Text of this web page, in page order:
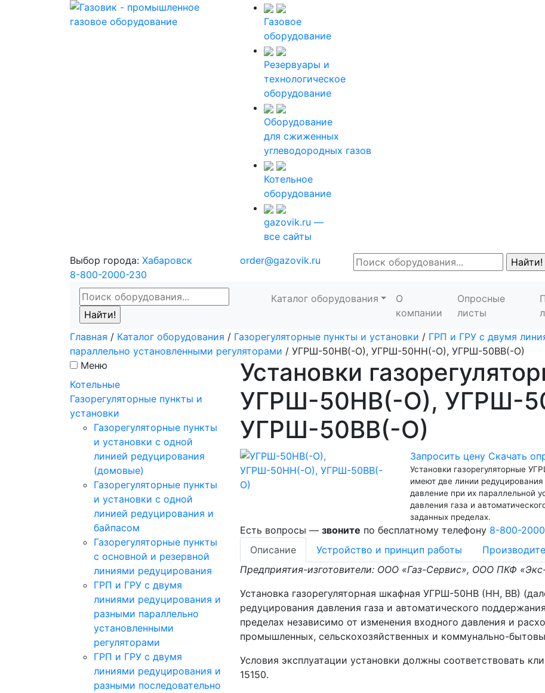
Газовое
оборудование
Резервуары и
технологическое
оборудование
Оборудование
для сжиженных
углеводородных газов
Котельное
оборудование
gazovik.ru —
все сайты
Выбор города: Хабаровск
8-800-2000-230
order@gazovik.ru
Каталог оборудования
О
компании
Опросные
листы
Главная / Каталог оборудования / Газорегуляторные пункты и установки / ГРП и ГРУ с двумя
параллельно установленными регуляторами / УГРШ-50НВ(-О), УГРШ-50НН(-О), УГРШ-50ВВ(-О)
Меню
Котельные
Газорегуляторные пункты и
установки
Газорегуляторные пункты
и установки с одной
линией редуцирования
(домовые)
Газорегуляторные пункты
и установки с одной
линией редуцирования и
байпасом
Газорегуляторные пункты
с основной и резервной
линиями редуцирования
ГРП и ГРУ с двумя
линиями редуцирования и
разными параллельно
установленными
регуляторами
ГРП и ГРУ с двумя
линиями редуцирования и
разными последовательно
Установки
УГРШ-50НВ(-О), УГРШ-
УГРШ-50ВВ(-О)
Запросить цену Скачать
Установки газорегуляторные
имеют две линии редуцирования
давление при их параллельной
давления газа и
заданных пределах.
Есть вопросы — звоните по бесплатному телефону 8-800-
Описание
Устройство и принцип работы
Предприятия-изготовители: ООО «Газ-Сервис», ООО ПКФ
Установка газорегуляторная шкафная УГРШ-50НВ (НН, ВВ)
редуцирования давления газа и автоматического
пределах независимо от изменения входного давления и
промышленных, сельскохозяйственных и коммунально-
Условия эксплуатации установки должны соответствовать
15150.